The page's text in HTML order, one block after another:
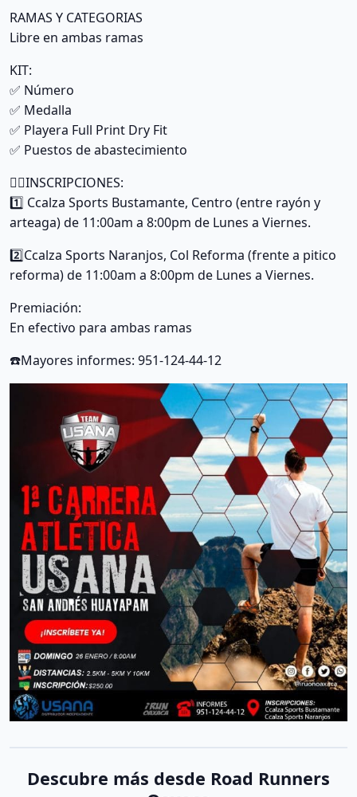
RAMAS Y CATEGORIAS
Libre en ambas ramas
KIT:
✅ Número
✅ Medalla
✅ Playera Full Print Dry Fit
✅ Puestos de abastecimiento
✍🏻INSCRIPCIONES:
1️⃣ Ccalza Sports Bustamante, Centro (entre rayón y
arteaga) de 11:00am a 8:00pm de Lunes a Viernes.
2️⃣Ccalza Sports Naranjos, Col Reforma (frente a pitico
reforma) de 11:00am a 8:00pm de Lunes a Viernes.
Premiación:
En efectivo para ambas ramas
☎️Mayores informes: 951-124-44-12
Descubre más desde Road Runners